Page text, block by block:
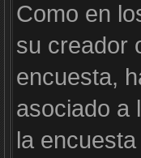
Como en
su creador
encuesta,
asociado a
la